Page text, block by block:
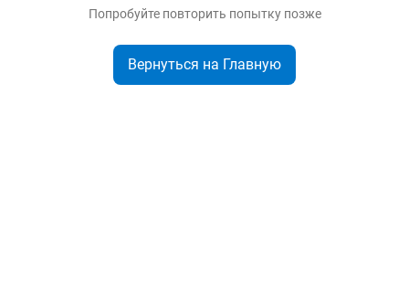
Попробуйте повторить попытку позже
Вернуться на Главную